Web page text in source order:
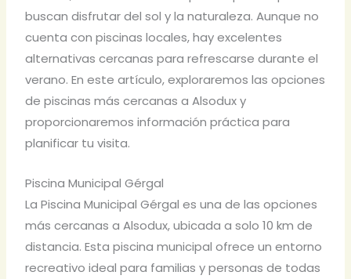
buscan disfrutar del sol y la naturaleza. Aunque no
cuenta con piscinas locales, hay excelentes
alternativas cercanas para refrescarse durante el
verano. En este artículo, exploraremos las opciones
de piscinas más cercanas a Alsodux y
proporcionaremos información práctica para
planificar tu visita.
Piscina Municipal Gérgal
La Piscina Municipal Gérgal es una de las opciones
más cercanas a Alsodux, ubicada a solo 10 km de
distancia. Esta piscina municipal ofrece un entorno
recreativo ideal para familias y personas de todas